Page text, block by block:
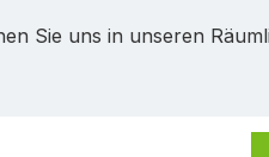
Sie uns in unseren